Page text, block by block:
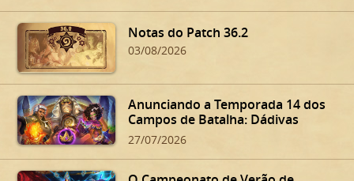
Notas do Patch 36.2
03/08/2026
Anunciando a Temporada 14 dos
Campos de Batalha: Dádivas
Sinistras de Dalaran!
27/07/2026